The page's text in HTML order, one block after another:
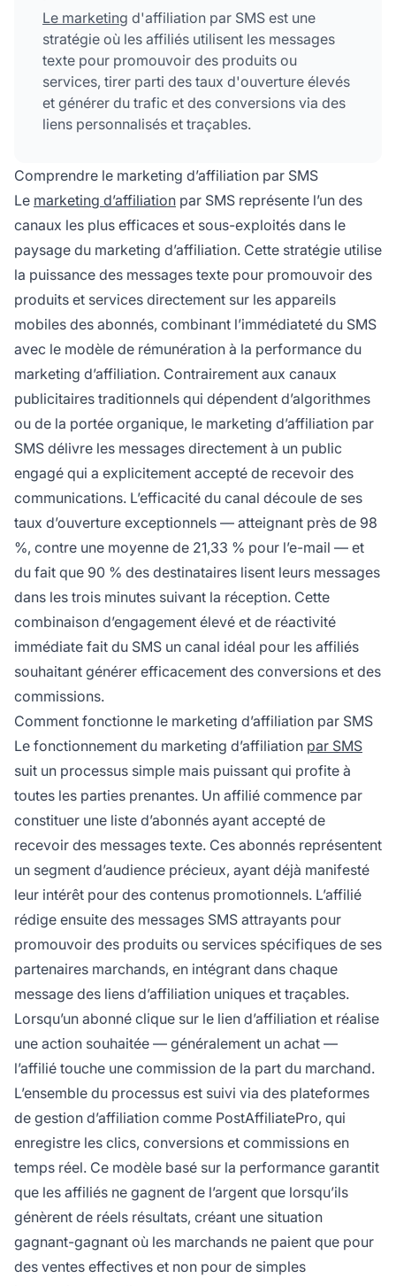
Le marketing d'affiliation par SMS est une
stratégie où les affiliés utilisent les messages
texte pour promouvoir des produits ou
services, tirer parti des taux d'ouverture élevés
et générer du trafic et des conversions via des
liens personnalisés et traçables.
Comprendre le marketing d’affiliation par SMS
Le marketing d’affiliation par SMS représente l’un des
canaux les plus efficaces et sous-exploités dans le
paysage du marketing d’affiliation. Cette stratégie utilise
la puissance des messages texte pour promouvoir des
produits et services directement sur les appareils
mobiles des abonnés, combinant l’immédiateté du SMS
avec le modèle de rémunération à la performance du
marketing d’affiliation. Contrairement aux canaux
publicitaires traditionnels qui dépendent d’algorithmes
ou de la portée organique, le marketing d’affiliation par
SMS délivre les messages directement à un public
engagé qui a explicitement accepté de recevoir des
communications. L’efficacité du canal découle de ses
taux d’ouverture exceptionnels — atteignant près de 98
%, contre une moyenne de 21,33 % pour l’e-mail — et
du fait que 90 % des destinataires lisent leurs messages
dans les trois minutes suivant la réception. Cette
combinaison d’engagement élevé et de réactivité
immédiate fait du SMS un canal idéal pour les affiliés
souhaitant générer efficacement des conversions et des
commissions.
Comment fonctionne le marketing d’affiliation par SMS
Le fonctionnement du marketing d’affiliation par SMS
suit un processus simple mais puissant qui profite à
toutes les parties prenantes. Un affilié commence par
constituer une liste d’abonnés ayant accepté de
recevoir des messages texte. Ces abonnés représentent
un segment d’audience précieux, ayant déjà manifesté
leur intérêt pour des contenus promotionnels. L’affilié
rédige ensuite des messages SMS attrayants pour
promouvoir des produits ou services spécifiques de ses
partenaires marchands, en intégrant dans chaque
message des liens d’affiliation uniques et traçables.
Lorsqu’un abonné clique sur le lien d’affiliation et réalise
une action souhaitée — généralement un achat —
l’affilié touche une commission de la part du marchand.
L’ensemble du processus est suivi via des plateformes
de gestion d’affiliation comme PostAffiliatePro, qui
enregistre les clics, conversions et commissions en
temps réel. Ce modèle basé sur la performance garantit
que les affiliés ne gagnent de l’argent que lorsqu’ils
génèrent de réels résultats, créant une situation
gagnant-gagnant où les marchands ne paient que pour
des ventes effectives et non pour de simples